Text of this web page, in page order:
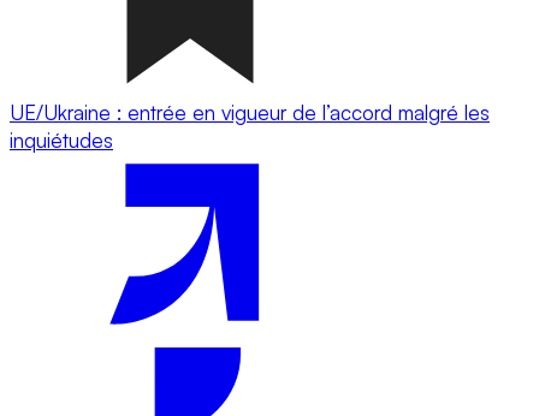
UE/Ukraine : entrée en vigueur de l’accord malgré les
inquiétudes